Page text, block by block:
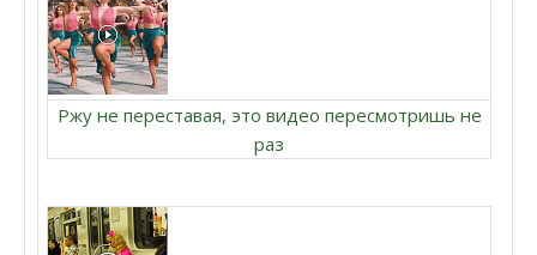
Ржу не переставая, это видео пересмотришь не
раз